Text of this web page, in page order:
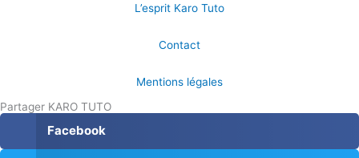
L’esprit Karo Tuto
Contact
Mentions légales
Partager KARO TUTO
Facebook